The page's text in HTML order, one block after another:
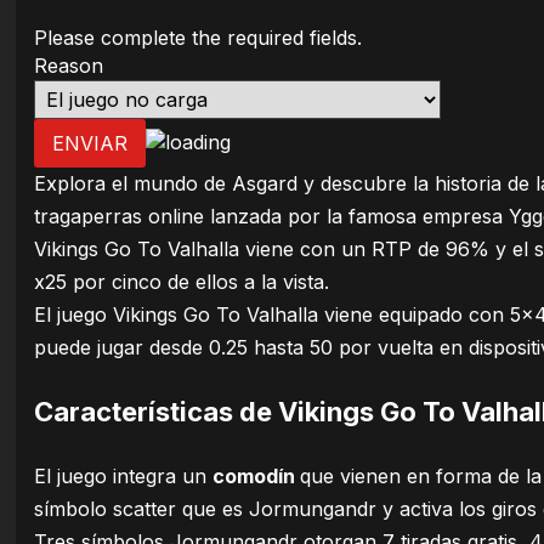
Please complete the required fields.
Reason
ENVIAR
Explora el mundo de Asgard y descubre la historia
tragaperras online lanzada por la famosa empresa
Vikings Go To Valhalla viene con un RTP de 96% y
x25 por cinco de ellos a la vista.
El juego Vikings Go To Valhalla viene equipado con
puede jugar desde 0.25 hasta 50 por vuelta en
Características de Vikings Go To
El juego integra un comodínque vienen en forma de
símbolo scatter que es Jormungandr y activa los giros